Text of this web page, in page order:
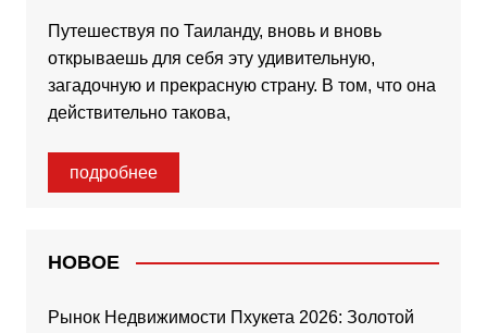
Путешествуя по Таиланду, вновь и вновь
открываешь для себя эту удивительную,
загадочную и прекрасную страну. В том, что она
действительно такова,
подробнее
НОВОЕ
Рынок Недвижимости Пхукета 2026: Золотой